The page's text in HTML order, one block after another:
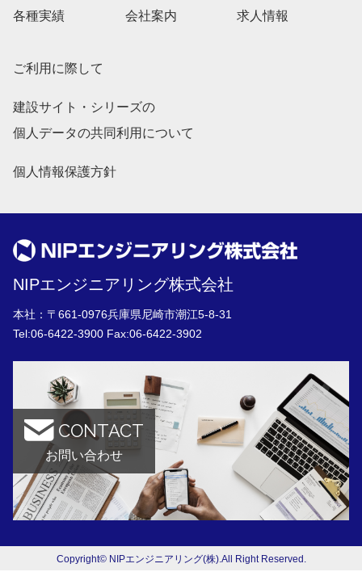
各種実績 会社案内 求人情報
ご利用に際して
建設サイト・シリーズの
個人データの共同利用について
個人情報保護方針
NIPエンジニアリング株式会社
本社：〒661-0976兵庫県尼崎市潮江5-8-31
Tel:06-6422-3900 Fax:06-6422-3902
CONTACT
お問い合わせ
Copyright© NIPエンジニアリング(株).All Right Reserved.